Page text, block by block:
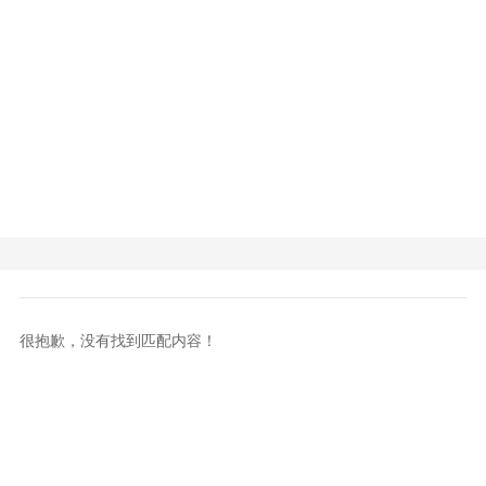
很抱歉，没有找到匹配内容！